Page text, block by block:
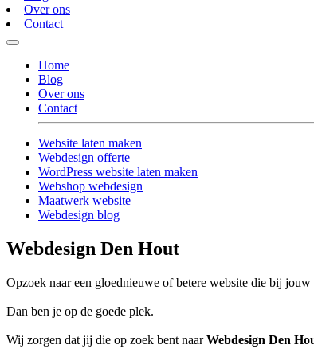
Over ons
Contact
Home
Blog
Over ons
Contact
Website laten maken
Webdesign offerte
WordPress website laten maken
Webshop webdesign
Maatwerk website
Webdesign blog
Webdesign Den Hout
Opzoek naar een gloednieuwe of betere website die bij jouw
Dan ben je op de goede plek.
Wij zorgen dat jij die op zoek bent naarWebdesign Den